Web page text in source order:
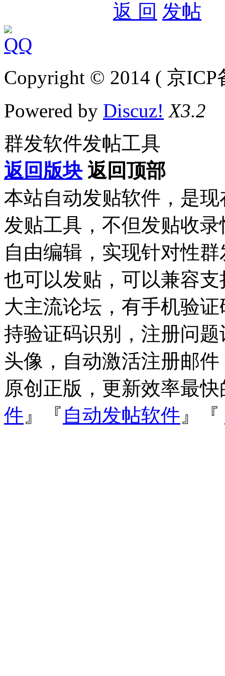
返 回 发帖
Copyright © 2014 ( 京ICP
Powered by Discuz! X3.2
群发软件发帖工具
返回版块 返回顶部
本站自动发贴软件，是
发贴工具，不但发贴收
自由编辑，实现针对性
也可以发贴，可以兼容支
大主流论坛，有手机验
持验证码识别，注册问
头像，自动激活注册邮
原创正版，更新效率最
件 』『 自动发帖软件 』『